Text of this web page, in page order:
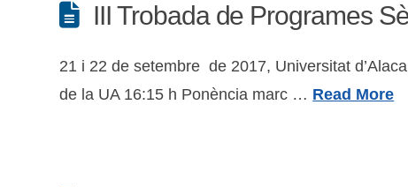
III Trobada de Programes
21 i 22 de setembre de 2017, Universitat
de la UA 16:15 h Ponència marc … Read More